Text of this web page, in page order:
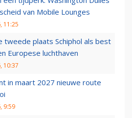
van Mobile Lounges
11:25
tweede plaats Schiphol als best
Europese luchthaven
10:37
in maart 2027 nieuwe route
9:59